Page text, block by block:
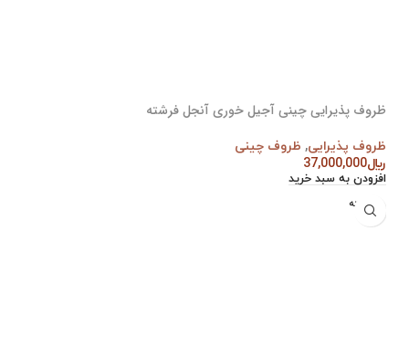
ظروف پذیرایی چینی آجیل خوری آنجل فرشته
ظروف پذیرایی, ظروف چینی
﷼37,000,000
افزودن به سبد خرید
فروخته
شده